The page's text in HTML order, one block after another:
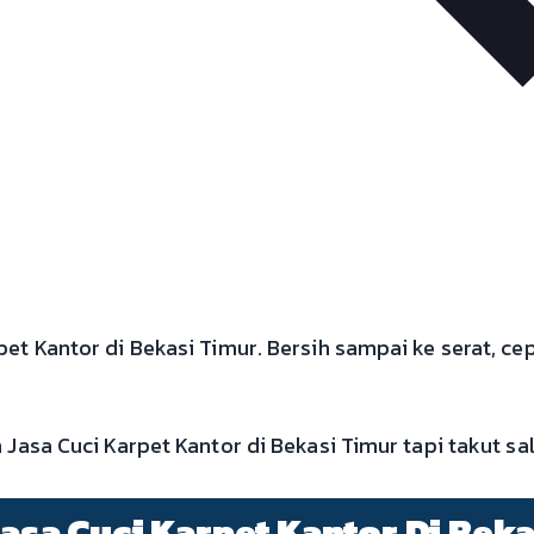
Kantor di Bekasi Timur. Bersih sampai ke serat,
Jasa Cuci Karpet Kantor di Bekasi Timur tapi takut